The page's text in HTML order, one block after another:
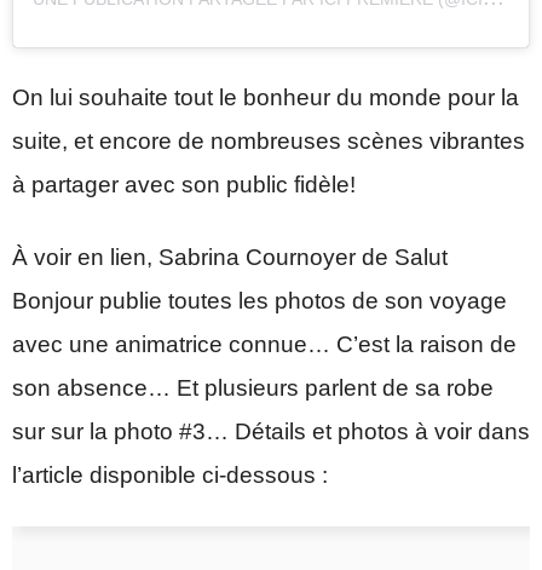
On lui souhaite tout le bonheur du monde pour la
suite, et encore de nombreuses scènes vibrantes
à partager avec son public fidèle!
À voir en lien, Sabrina Cournoyer de Salut
Bonjour publie toutes les photos de son voyage
avec une animatrice connue… C’est la raison de
son absence… Et plusieurs parlent de sa robe
sur sur la photo #3… Détails et photos à voir dans
l’article disponible ci-dessous :